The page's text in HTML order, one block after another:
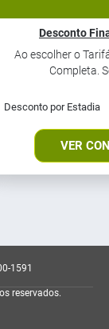
Desconto
Ao escolher o
Completa.
Desconto por Estadia
VER
1591
reservados.